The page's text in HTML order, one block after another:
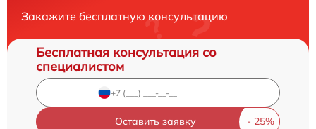
Закажите бесплатную консультацию
Бесплатная консультация со
специалистом
Оставить заявку